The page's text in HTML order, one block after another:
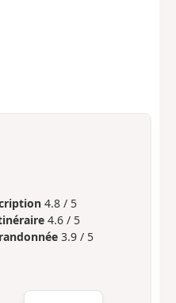
4.8 / 5
4.6 / 5
3.9 / 5